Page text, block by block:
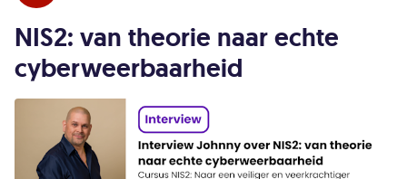
NIS2: van theorie naar echte
cyberweerbaarheid